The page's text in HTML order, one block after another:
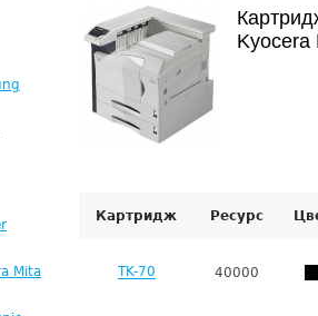
Mita
Kyocera
Картридж Ресурс
TK-70 40000